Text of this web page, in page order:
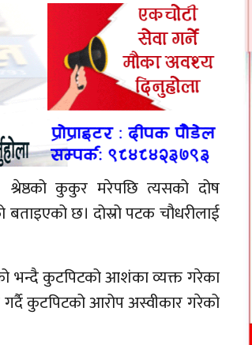
कुकुर मरेपछि त्यसको दोष
छ। दोस्रो पटक चौधरीलाई
भन्दै कुटपिटको आशंका व्यक्त गरेका
कुटपिटको आरोप अस्वीकार गरेको